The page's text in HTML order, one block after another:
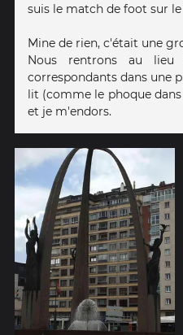
suis le match de foot sur
Mine de rien, c'était une
Nous rentrons au
correspondants dans une
lit (comme le phoque
et je m'endors.